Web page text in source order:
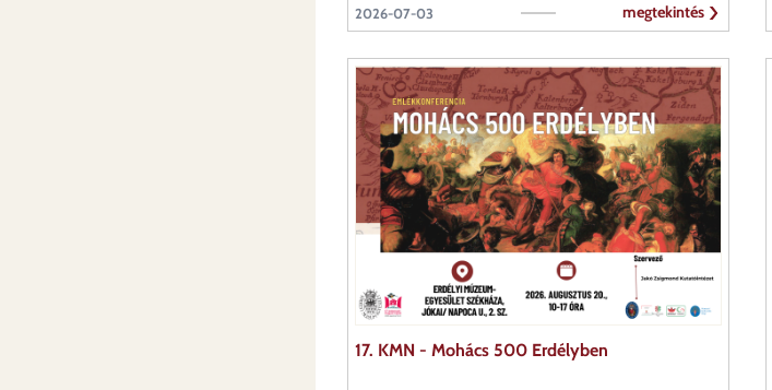
2026-07-03 megtekintés
17. KMN - Mohács 500 Erdélyben